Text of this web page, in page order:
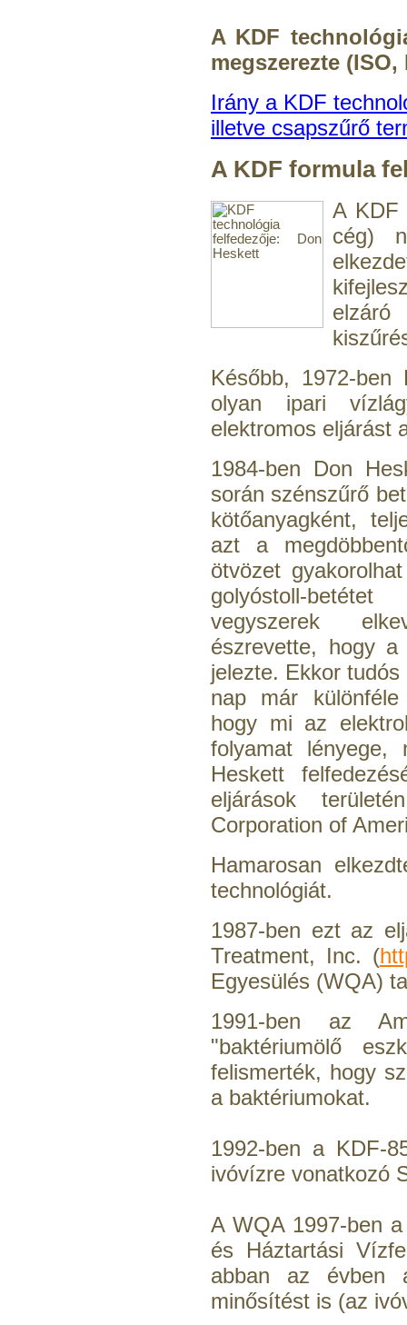
A KDF
megszerezte (ISO,
Irány a KDF
illetve csapszűrő
A KDF formula
A KDF
cég)
Később, 1972-
olyan ipari
elektromos eljárást
1984-ben Don
során szénszűrő
kötőanyagként,
azt a
ötvözet
golyóstoll-
vegyszerek
észrevette, hogy
jelezte. Ekkor
nap már különféle
hogy mi az
folyamat lényege,
Heskett
eljárások
Corporation of
Hamarosan
technológiát.
1987-ben ezt az
Treatment, Inc. (
Egyesülés (WQA)
1991-ben az
"baktériumölő
felismerték, hogy
a baktériumokat.
1992-ben a KDF-
ivóvízre vonatkozó
A WQA 1997-ben
és Háztartási
abban az évben
minősítést is (az